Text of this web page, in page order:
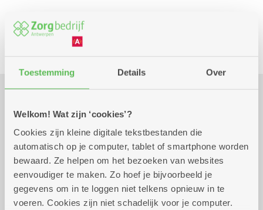
Toestemming Details Over
Welkom! Wat zijn ‘cookies’?
Cookies zijn kleine digitale tekstbestanden die
automatisch op je computer, tablet of smartphone worden
bewaard. Ze helpen om het bezoeken van websites
eenvoudiger te maken. Zo hoef je bijvoorbeeld je
gegevens om in te loggen niet telkens opnieuw in te
voeren. Cookies zijn niet schadelijk voor je computer.
Spel
Praktisch
Wekelijks op dinsdag tot 28
december 2027
14.00 uur tot
16.30 uur
Reserveer vervoer